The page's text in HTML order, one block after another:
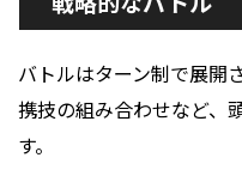
バトルはターン制で展開
携技の組み合わせなど、
す。